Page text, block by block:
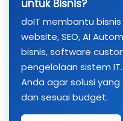
untuk Bisnis?
doIT membantu
website, SEO, AI
bisnis, software
pengelolaan sistem
Anda agar solusi
dan sesuai budget.